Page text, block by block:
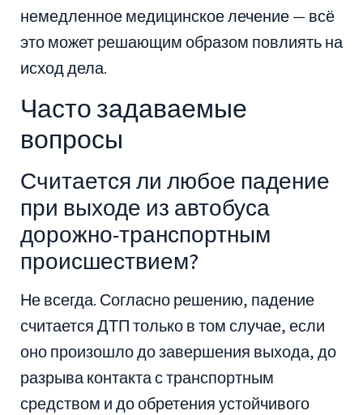
немедленное медицинское лечение — всё
это может решающим образом повлиять на
исход дела.
Часто задаваемые
вопросы
Считается ли любое падение
при выходе из автобуса
дорожно-транспортным
происшествием?
Не всегда. Согласно решению, падение
считается ДТП только в том случае, если
оно произошло до завершения выхода, до
разрыва контакта с транспортным
средством и до обретения устойчивого